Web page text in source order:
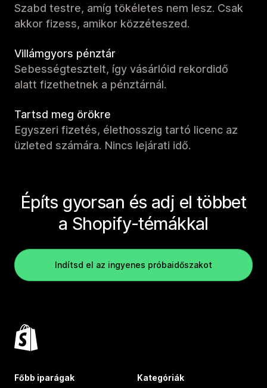
Szabd testre, amíg tökéletes nem lesz. Csak
akkor fizess, amikor közzéteszed.
Villámgyors pénztár
Sebességtesztelt, így vásárlóid rekordidő
alatt fizethetnek a pénztárnál.
Tartsd meg örökre
Egyszeri fizetés, élethosszig tartó licenc az
üzleted számára. Nincs lejárati idő.
Építs gyorsan és adj el többet
a Shopify-témákkal
Indítsd el az ingyenes próbaidőszakot
Főbb iparágak Kategóriák